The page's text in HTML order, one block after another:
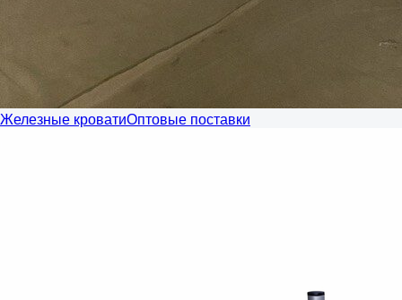
Железные кроватиОптовые поставки